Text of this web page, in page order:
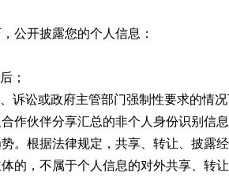
公开披露您的个人信息：
；
讼或政府主管部门强制性要求的情
作伙伴分享汇总的非个人身份识别信
。根据法律规定，共享、转让、披露
的，不属于个人信息的对外共享、转